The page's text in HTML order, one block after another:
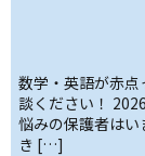
数学・英語が赤
談ください！
悩みの保護者は
き […]